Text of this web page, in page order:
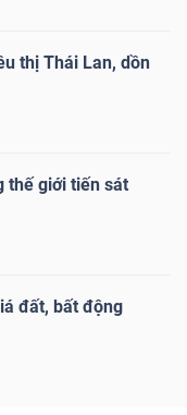
thị Thái Lan, dồn
thế giới tiến sát
đất, bất động